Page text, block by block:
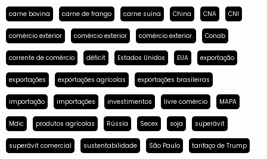
carne bovina carne de frango carne suína China CNA CNI
comércio exterior comércio exterior comércio exterior. Conab
corrente de comércio déficit Estados Unidos EUA exportação
exportações exportações agrícolas exportações brasileiras
importação importações investimentos livre comércio MAPA
Mdic produtos agrícolas Rússia Secex soja superávit
superávit comercial sustentabilidade São Paulo tarifaço de Trump